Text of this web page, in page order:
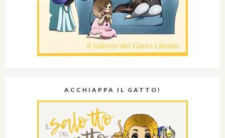
ACCHIAPPA IL GATTO!